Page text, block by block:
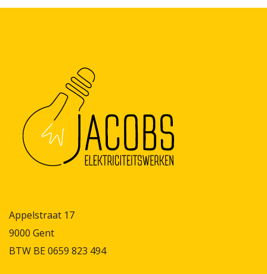
Appelstraat 17
9000 Gent
BTW BE 0659 823 494